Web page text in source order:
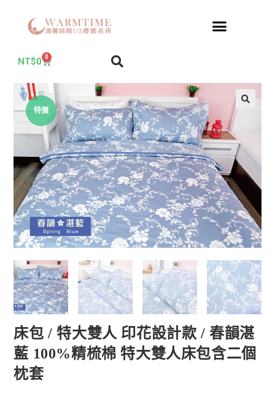
NT$0 0
特價
床包 / 特大雙人 印花設計款 / 春韻湛
藍 100%精梳棉 特大雙人床包含二個
枕套